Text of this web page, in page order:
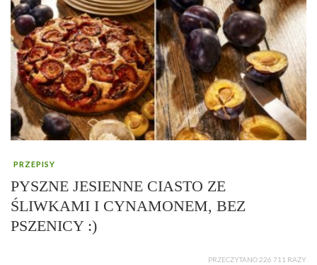
PRZEPISY
PYSZNE JESIENNE CIASTO ZE
ŚLIWKAMI I CYNAMONEM, BEZ
PSZENICY :)
PRZECZYTANO 226 711 RAZY